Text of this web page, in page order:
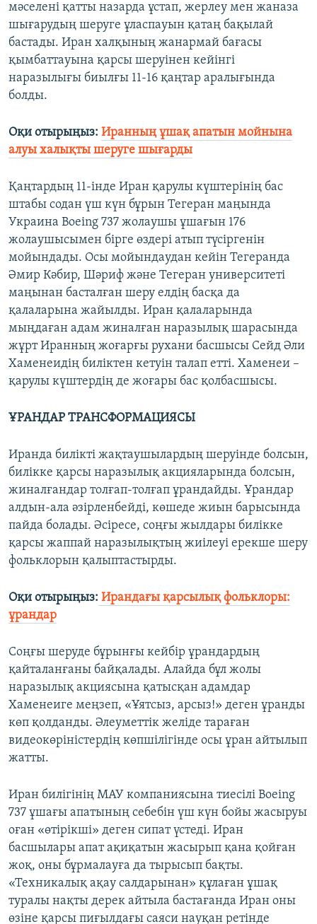
мәселені қатты назарда ұстап, жерлеу мен жаназа
шығарудың шеруге ұласпауын қатаң бақылай
бастады. Иран халқының жанармай бағасы
қымбаттауына қарсы шеруінен кейінгі
наразылығы биылғы 11-16 қаңтар аралығында
болды.
Оқи отырыңыз: Иранның ұшақ апатын мойнына
алуы халықты шеруге шығарды
Қаңтардың 11-інде Иран қарулы күштерінің бас
штабы содан үш күн бұрын Тегеран маңында
Украина Boeing 737 жолаушы ұшағын 176
жолаушысымен бірге өздері атып түсіргенін
мойындады. Осы мойындаудан кейін Тегеранда
Әмир Кәбир, Шәриф және Тегеран университеті
маңынан басталған шеру елдің басқа да
қалаларына жайылды. Иран қалаларында
мыңдаған адам жиналған наразылық шарасында
жұрт Иранның жоғарғы рухани басшысы Сейд Әли
Хаменеидің биліктен кетуін талап етті. Хаменеи –
қарулы күштердің де жоғары бас қолбасшысы.
ҰРАНДАР ТРАНСФОРМАЦИЯСЫ
Иранда билікті жақтаушылардың шеруінде болсын,
билікке қарсы наразылық акцияларында болсын,
жиналғандар толғап-толғап ұрандайды. Ұрандар
алдын-ала әзірленбейді, көшеде жиын барысында
пайда болады. Әсіресе, соңғы жылдары билікке
қарсы жаппай наразылықтың жиілеуі ерекше шеру
фольклорын қалыптастырды.
Оқи отырыңыз: Ирандағы қарсылық фольклоры:
ұрандар
Соңғы шеруде бұрынғы кейбір ұрандардың
қайталанғаны байқалады. Алайда бұл жолы
наразылық акциясына қатысқан адамдар
Хаменеиге меңзеп, «Ұятсыз, арсыз!» деген ұранды
көп қолданды. Әлеуметтік желіде тараған
видеокөріністердің көпшілігінде осы ұран айтылып
жатты.
Иран билігінің МАУ компаниясына тиесілі Boeing
737 ұшағы апатының себебін үш күн бойы жасыруы
оған «өтірікші» деген сипат үстеді. Иран
басшылары апат ақиқатын жасырып қана қойған
жоқ, оны бұрмалауға да тырысып бақты.
«Техникалық ақау салдарынан» құлаған ұшақ
туралы нақты дерек айтыла бастағанда Иран оны
өзіне қарсы пиғылдағы саяси науқан ретінде